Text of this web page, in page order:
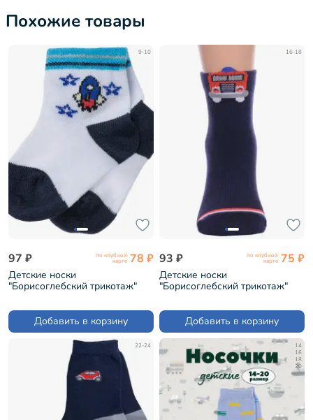
Похожие товары
9-10
97 ₽ по клубной
карте 78 ₽
Детские носки
"Борисоглебский трикотаж"
Добавить в корзину
16-18
93 ₽ по клубной
карте 75 ₽
Детские носки
"Борисоглебский трикотаж"
Добавить в корзину
22-24
14
16
18
20